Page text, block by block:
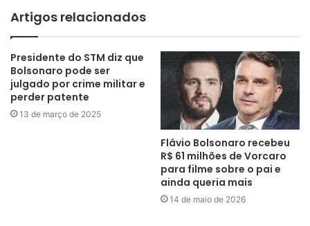
Artigos relacionados
Presidente do STM diz que
Bolsonaro pode ser
julgado por crime militar e
perder patente
13 de março de 2025
Flávio Bolsonaro recebeu
R$ 61 milhões de Vorcaro
para filme sobre o pai e
ainda queria mais
14 de maio de 2026